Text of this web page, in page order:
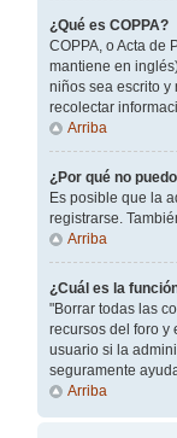
¿Qué es COPPA?
COPPA, o Acta de
mantiene en
niños sea escrito y
recolectar
Arriba
¿Por qué no
Es posible que la
registrarse.
Arriba
¿Cuál es la
"Borrar todas las
recursos del foro y
usuario si la
seguramente
Arriba